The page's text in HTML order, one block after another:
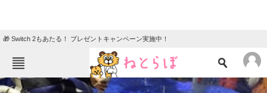
🎁 Switch 2もあたる！ プレゼントキャンペーン実施中！
ねとらぼメニュー